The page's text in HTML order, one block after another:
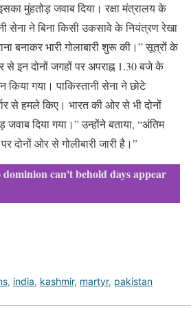
मुंहतोड़ जवाब दिया। रक्षा मंत्रालय के
सेना ने बिना किसी उकसावे के नियंत्रण रेखा
बनाकर भारी गोलाबारी शुरू की।” सूत्रों के
इन दोनों जगहों पर अपराह्न 1.30 बजे के
किया गया। पाकिस्तानी सेना ने छोटे
से हमले किए। भारत की ओर से भी दोनों
दिया गया।” उन्होंने बताया, “अंतिम
दोनों ओर से गोलीबारी जारी है।”
dominion can't behold days appear
, india, kashmir, martyr, pakistan